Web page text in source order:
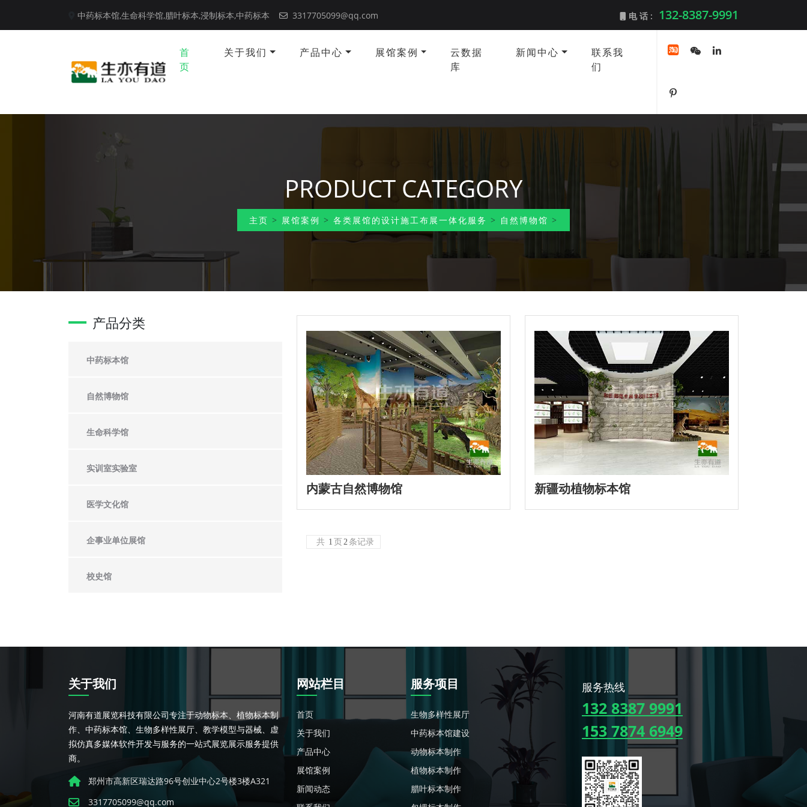
中药标本馆,生命科学馆,腊叶标本,浸制标本,中药标本 3317705099@qq.com 电 话 : 132-8387-9991
首
页
关于我们 产品中心 展馆案例
云数据
库
新闻中心
联系我
们
PRODUCT CATEGORY
主页 > 展馆案例 > 各类展馆的设计施工布展一体化服务 > 自然博物馆 >
产品分类
中药标本馆
自然博物馆
生命科学馆
实训室实验室
医学文化馆
企事业单位展馆
校史馆
内蒙古自然博物馆 新疆动植物标本馆
共 1 页 2 条记录
关于我们
河南有道展览科技有限公司专注于动物标本、植物标本制
作、中药标本馆、生物多样性展厅、教学模型与器械、虚
拟仿真多媒体软件开发与服务的一站式展览展示服务提供
商。
郑州市高新区瑞达路96号创业中心2号楼3楼A321
3317705099@qq.com
网站栏目
首页
关于我们
产品中心
展馆案例
新闻动态
服务项目
生物多样性展厅
中药标本馆建设
动物标本制作
植物标本制作
腊叶标本制作
服务热线
132 8387 9991
153 7874 6949